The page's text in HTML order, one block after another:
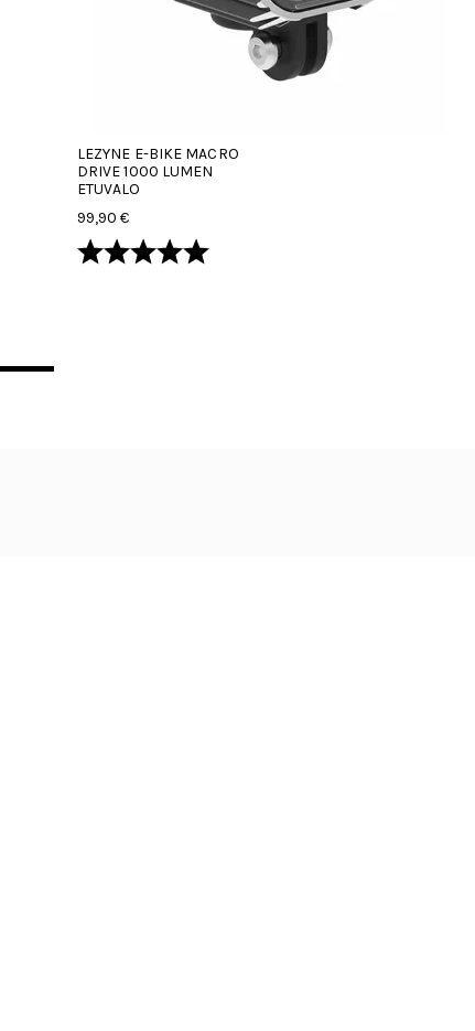
LEZYNE E-BIKE MACRO
DRIVE 1000 LUMEN
ETUVALO
99,90 €
Arvio: 5.0 5:sta tähdestä